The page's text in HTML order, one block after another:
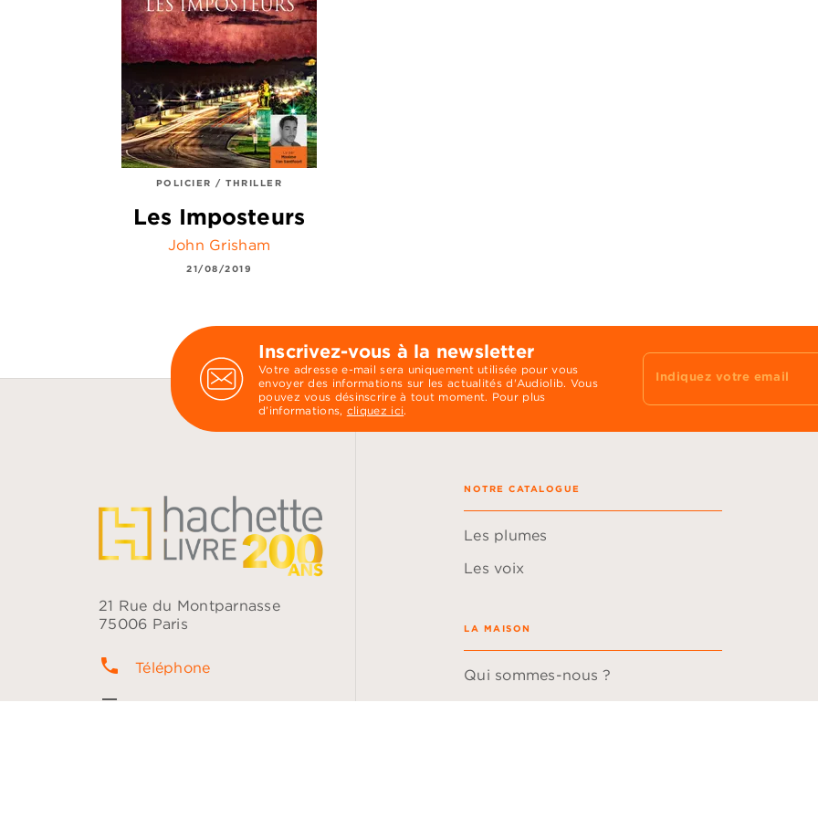
POLICIER / THRILLER
Les Imposteurs
John Grisham
21/08/2019
Inscrivez-vous à la newsletter
Votre adresse e-mail sera uniquement utilisée pour vous
envoyer des informations sur les actualités d'Audiolib. Vous
pouvez vous désinscrire à tout moment. Pour plus
d’informations, cliquez ici.
Indiquez votre email
21 Rue du Montparnasse
75006 Paris
phone Téléphone
NOTRE CATALOGUE
Les plumes
Les voix
LA MAISON
Qui sommes-nous ?
Boutique CD